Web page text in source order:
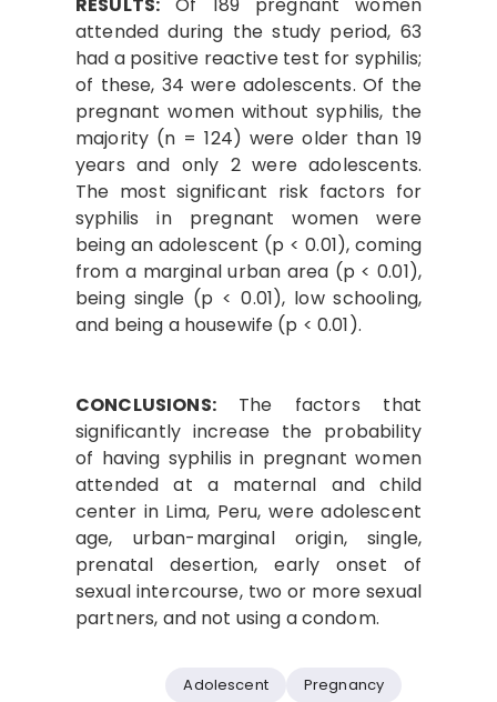
attended during the study period, 63
had a positive reactive test for syphilis;
of these, 34 were adolescents. Of the
pregnant women without syphilis, the
majority (n = 124) were older than 19
years and only 2 were adolescents.
The most significant risk factors for
syphilis in pregnant women were
being an adolescent (p < 0.01), coming
from a marginal urban area (p < 0.01),
being single (p < 0.01), low schooling,
and being a housewife (p < 0.01).
CONCLUSIONS: The factors that
significantly increase the probability
of having syphilis in pregnant women
attended at a maternal and child
center in Lima, Peru, were adolescent
age, urban-marginal origin, single,
prenatal desertion, early onset of
sexual intercourse, two or more sexual
partners, and not using a condom.
Adolescent
Pregnancy